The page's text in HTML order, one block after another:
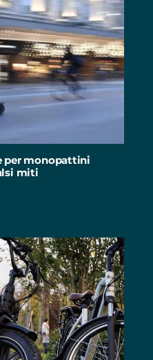
per monopattini
miti